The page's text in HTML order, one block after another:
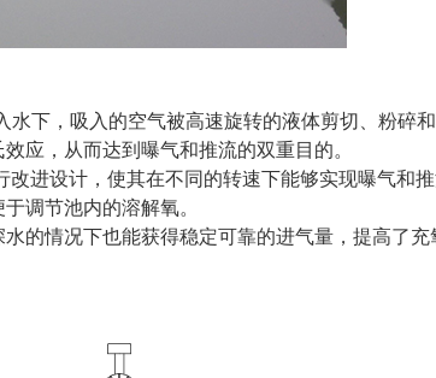
下，吸入的空气被高速旋转的液体剪切、粉碎
应，从而达到曝气和推流的双重目的。
进设计，使其在不同的转速下能够实现曝气和
调节池内的溶解氧。
的情况下也能获得稳定可靠的进气量，提高了充